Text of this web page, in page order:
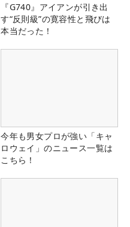
『G740』アイアンが引き出
す“反則級”の寛容性と飛びは
本当だった！
今年も男女プロが強い「キャ
ロウェイ」のニュース一覧は
こちら！